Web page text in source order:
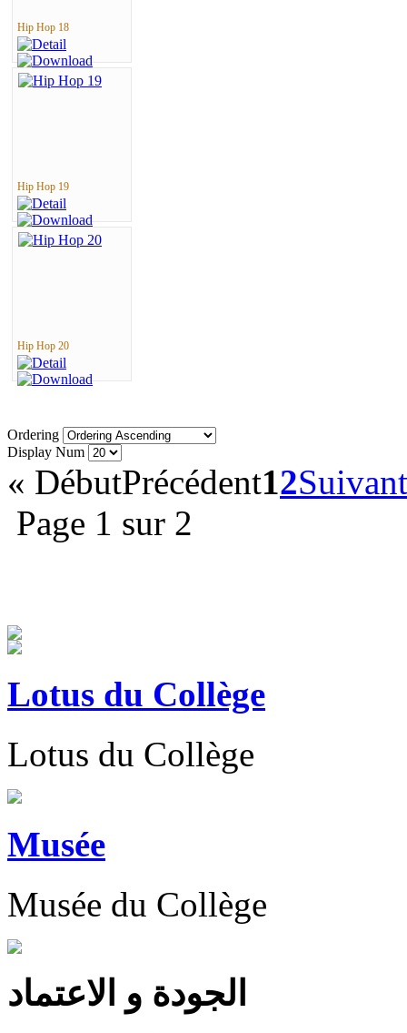
Hip Hop 18
Hip Hop 19
Hip Hop 20
Ordering
Display Num
« DébutPrécédent12Suivant
Page 1 sur 2
Lotus du Collège
Lotus du Collège
Musée
Musée du Collège
الجودة و الاعتماد